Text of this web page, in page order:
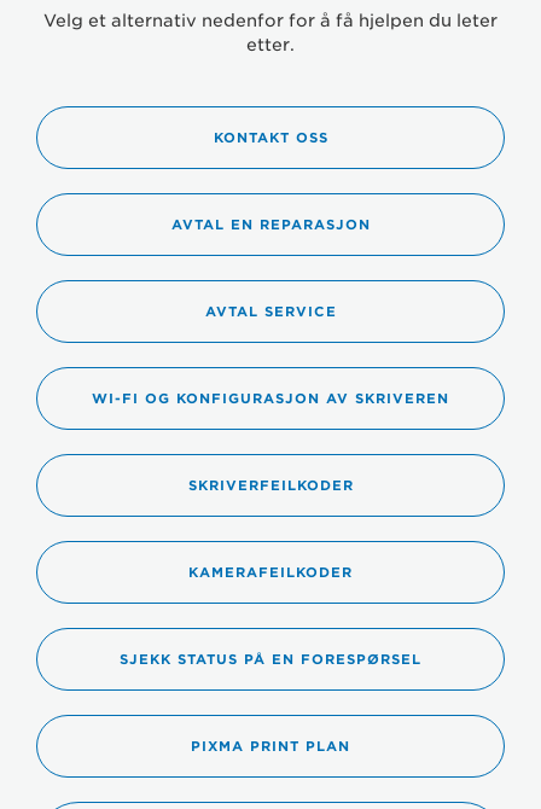
Velg et alternativ nedenfor for å få hjelpen du leter
etter.
KONTAKT OSS
AVTAL EN REPARASJON
AVTAL SERVICE
WI-FI OG KONFIGURASJON AV SKRIVEREN
SKRIVERFEILKODER
KAMERAFEILKODER
SJEKK STATUS PÅ EN FORESPØRSEL
PIXMA PRINT PLAN